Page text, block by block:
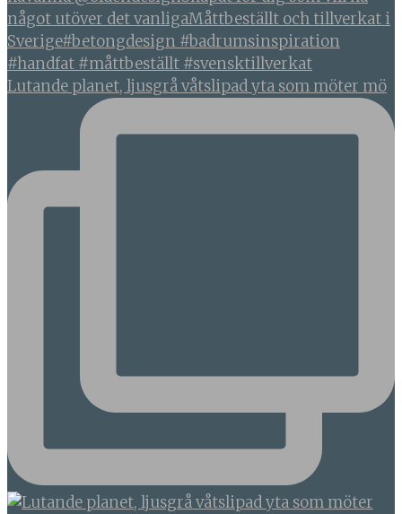
Lutande planet, ljusgrå våtslipad yta som möter mö